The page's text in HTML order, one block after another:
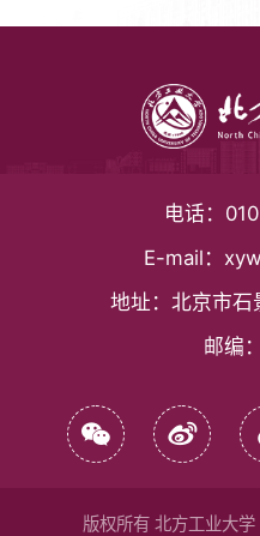
电话：
E-mail：
地址： 北京市石
邮编：
版权所有 北方工业大学